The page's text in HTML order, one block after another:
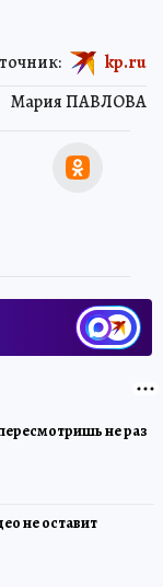
Мария ПАВЛОВА
kp.ru
не раз
не оставит